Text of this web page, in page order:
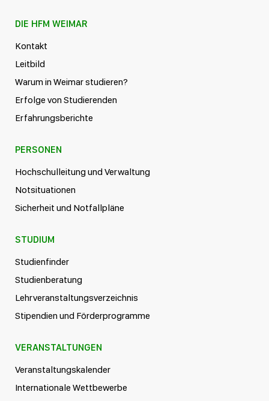
DIE HFM WEIMAR
Kontakt
Leitbild
Warum in Weimar studieren?
Erfolge von Studierenden
Erfahrungsberichte
PERSONEN
Hochschulleitung und Verwaltung
Notsituationen
Sicherheit und Notfallpläne
STUDIUM
Studienfinder
Studienberatung
Lehrveranstaltungsverzeichnis
Stipendien und Förderprogramme
VERANSTALTUNGEN
Veranstaltungskalender
Internationale Wettbewerbe